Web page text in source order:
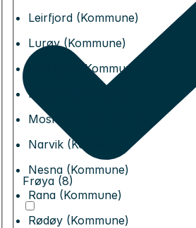
Leirfjord (Kommune)
Lurøy (Kommune)
Lødingen (Kommune)
Meløy (Kommune)
Moskenes (Kommune)
Narvik (Kommune)
Nesna (Kommune)
Rana (Kommune)
Rødøy (Kommune)
Frøya (8)